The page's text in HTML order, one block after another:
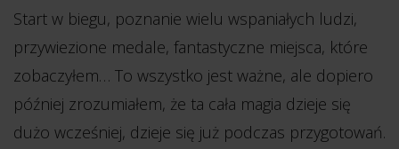
Start w biegu, poznanie wielu wspaniałych ludzi,
przywiezione medale, fantastyczne miejsca, które
zobaczyłem… To wszystko jest ważne, ale dopiero
później zrozumiałem, że ta cała magia dzieje się
dużo wcześniej, dzieje się już podczas przygotowań.